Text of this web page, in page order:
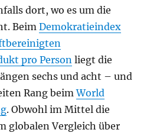
dort, wo es um die
BeimDemokratieindex
pro Person liegt die
sechs und acht – und
Rang beimWorld
. Obwohl im Mittel die
globalen Vergleich über